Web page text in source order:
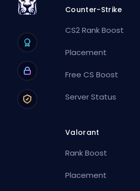
Counter-Strike
CS2 Rank Boost
Placement
Free CS Boost
Server Status
Valorant
Rank Boost
Placement